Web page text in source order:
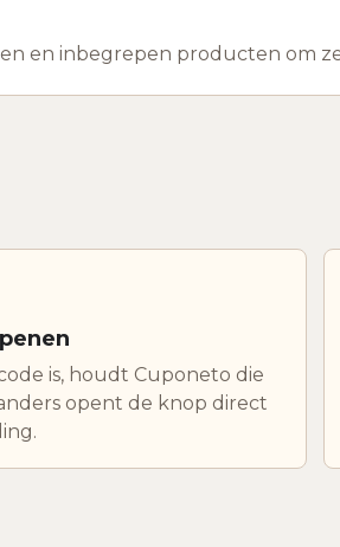
en inbegrepen producten om
is, houdt Cuponeto die
opent de knop direct